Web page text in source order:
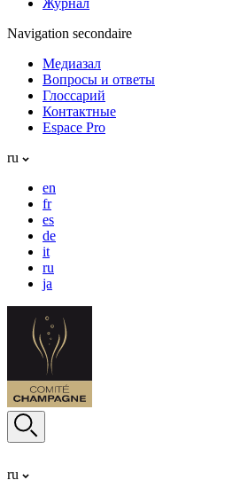
Журнал
Navigation secondaire
Медиазал
Вопросы и ответы
Глоссарий
Контактные
Espace Pro
ru
en
fr
es
de
it
ru
ja
ru